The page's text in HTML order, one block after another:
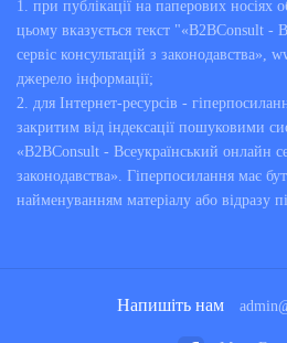
1. при публікації на паперових носіях
цьому вказується текст "«B2BConsult -
сервіс консультацій з законодавства»,
джерело інформації;
2. для Інтернет-ресурсів -
закритим від індексації пошуковими
«B2BConsult - Всеукраїнський онлайн
законодавства». Гіперпосилання має
найменуванням матеріалу або відразу
Напишіть нам